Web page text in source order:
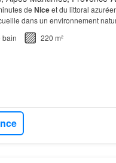
de Niceet du littoral
dans un environnement
permettant d'accueillir fam…
bain
220 m²